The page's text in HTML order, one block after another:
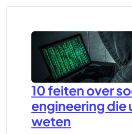
10 feiten over
engineering die
weten